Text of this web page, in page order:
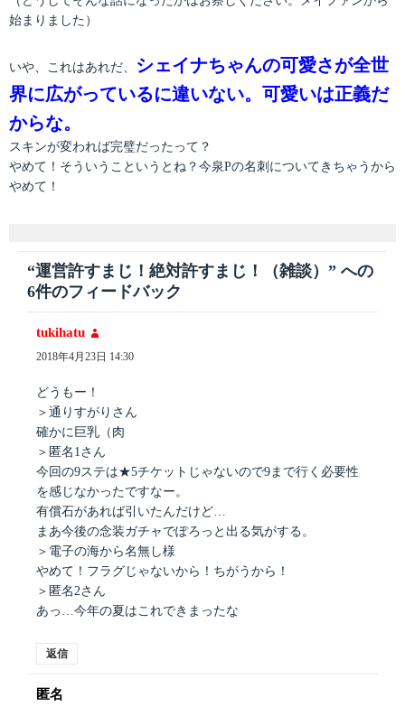
始まりました）
いや、これはあれだ、
シェイナちゃんの可愛さが全世
界に広がっているに違いない。可愛いは正義だ
からな。
スキンが変われば完璧だったって？
やめて！そういうこというとね？今泉Pの名刺についてきちゃうから
やめて！
“運営許すまじ！絶対許すまじ！（雑談）” への
6件のフィードバック
tukihatu
り:
2018年4月23日 14:30
どうもー！
＞通りすがりさん
確かに巨乳（肉
＞匿名1さん
今回の9ステは★5チケットじゃないので9まで行く必要性
を感じなかったですなー。
有償石があれば引いたんだけど…
まあ今後の念装ガチャでぽろっと出る気がする。
＞電子の海から名無し様
やめて！フラグじゃないから！ちがうから！
＞匿名2さん
あっ…今年の夏はこれできまったな
返信
匿名